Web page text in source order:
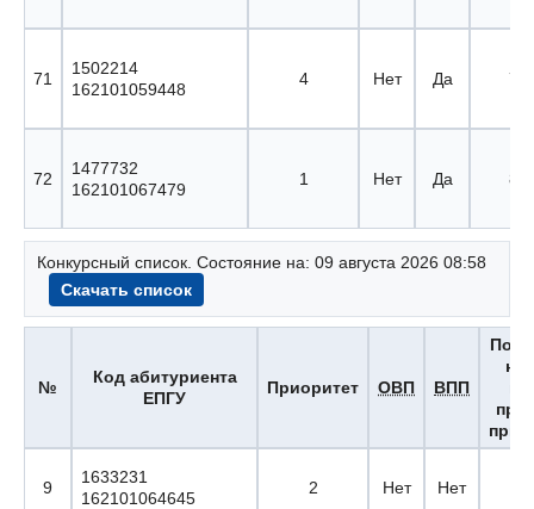
71
1502214
162101059448
4 Нет Да 79
72
1477732
162101067479
1 Нет Да 80
Конкурсный список. Состояние на: 09 августа 2026 08:58
Скачать список
№
Код абитуриента
ЕПГУ
Приоритет ОВП ВПП
9
1633231
162101064645
2 Нет Нет